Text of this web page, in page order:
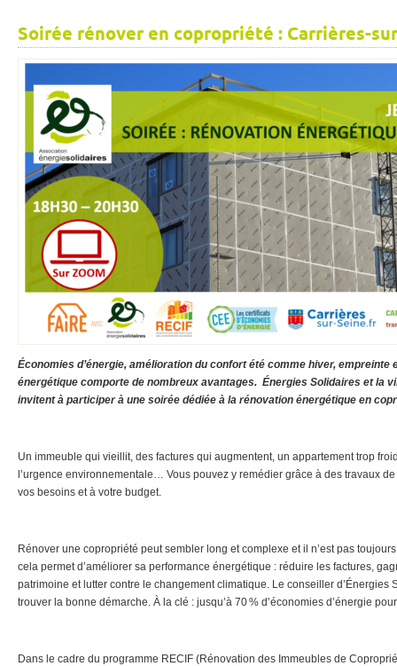
Soirée rénover en copropriété : Carrières-
Économies d’énergie, amélioration du confort été comme hiver,
énergétique comporte de nombreux avantages. Énergies Solidaires et la
invitent à participer à une soirée dédiée à la rénovation énergétique en
Un immeuble qui vieillit, des factures qui augmentent, un appartement trop
l’urgence environnementale… Vous pouvez y remédier grâce à des travaux
vos besoins et à votre budget.
Rénover une copropriété peut sembler long et complexe et il n’est pas
cela permet d’améliorer sa performance énergétique : réduire les factures,
patrimoine et lutter contre le changement climatique. Le conseiller d’Énergies
trouver la bonne démarche. À la clé : jusqu’à 70 % d’économies d’énergie
Dans le cadre du programme RECIF (Rénovation des Immeubles de